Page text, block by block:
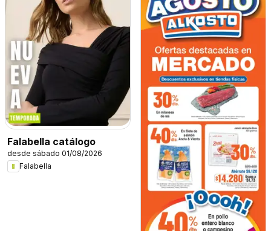
Falabella catálogo
desde sábado 01/08/2026
Falabella